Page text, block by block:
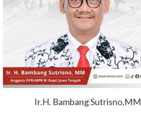
Ir.H. Bambang Sutrisno,MM